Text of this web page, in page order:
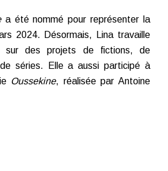
a été nommé pour représenter la
2024. Désormais, Lina travaille
sur des projets de fictions, de
séries. Elle a aussi participé à
Oussekine, réalisée par Antoine